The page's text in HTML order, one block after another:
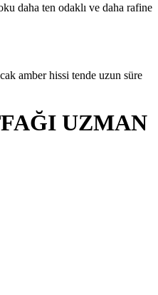
daha ten odaklı ve daha rafine
amber hissi tende uzun süre
UZMAN